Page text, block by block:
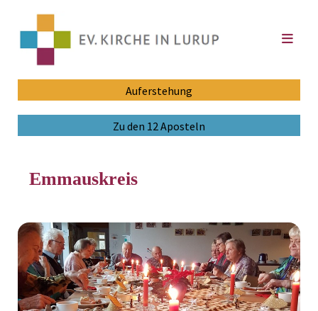
Auferstehung
Zu den 12 Aposteln
Emmauskreis